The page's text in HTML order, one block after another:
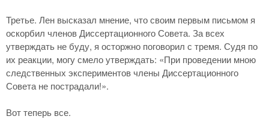
Третье. Лен высказал мнение, что своим первым письмом я
оскорбил членов Диссертационного Совета. За всех
утверждать не буду, я осторжно поговорил с тремя. Судя по
их реакции, могу смело утверждать: «При проведении мною
следственных экспериментов члены Диссертационного
Совета не пострадали!».
Вот теперь все.